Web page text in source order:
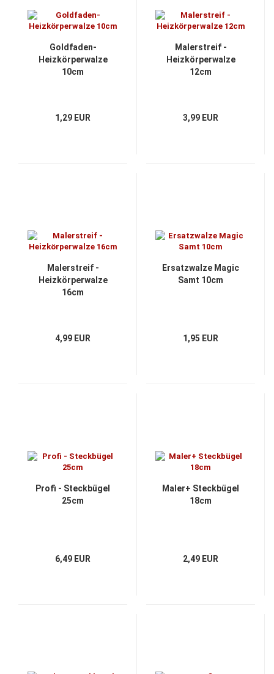
Goldfaden-
Heizkörperwalze
10cm
1,29 EUR
Malerstreif -
Heizkörperwalze
12cm
3,99 EUR
Malerstreif -
Heizkörperwalze
16cm
4,99 EUR
Ersatzwalze Magic
Samt 10cm
1,95 EUR
Profi - Steckbügel
25cm
6,49 EUR
Maler+ Steckbügel
18cm
2,49 EUR